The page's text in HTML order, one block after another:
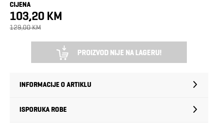
CIJENA
103,20 KM
129,00 KM
PROIZVOD NIJE NA LAGERU!
INFORMACIJE O ARTIKLU
ISPORUKA ROBE